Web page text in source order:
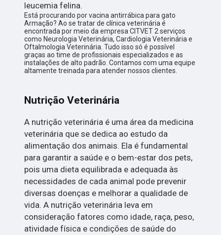
leucemia felina.
Está procurando por vacina antirrábica para gato
Armação? Ao se tratar de clínica veterinária é
encontrada por meio da empresa CITVET 2 serviços
como Neurologia Veterinária, Cardiologia Veterinária e
Oftalmologia Veterinária. Tudo isso só é possível
graças ao time de profissionais especializados e as
instalações de alto padrão. Contamos com uma equipe
altamente treinada para atender nossos clientes.
Nutrição Veterinária
A nutrição veterinária é uma área da medicina
veterinária que se dedica ao estudo da
alimentação dos animais. Ela é fundamental
para garantir a saúde e o bem-estar dos pets,
pois uma dieta equilibrada e adequada às
necessidades de cada animal pode prevenir
diversas doenças e melhorar a qualidade de
vida. A nutrição veterinária leva em
consideração fatores como idade, raça, peso,
atividade física e condições de saúde do